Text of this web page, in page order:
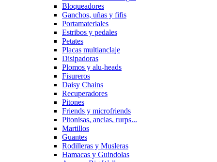
Bloqueadores
Ganchos, uñas y fifis
Portamateriales
Estribos y pedales
Petates
Placas multianclaje
Disipadoras
Plomos y alu-heads
Fisureros
Daisy Chains
Recuperadores
Pitones
Friends y microfriends
Pitonisas, anclas, rurps...
Martillos
Guantes
Rodilleras y Musleras
Hamacas y Guindolas